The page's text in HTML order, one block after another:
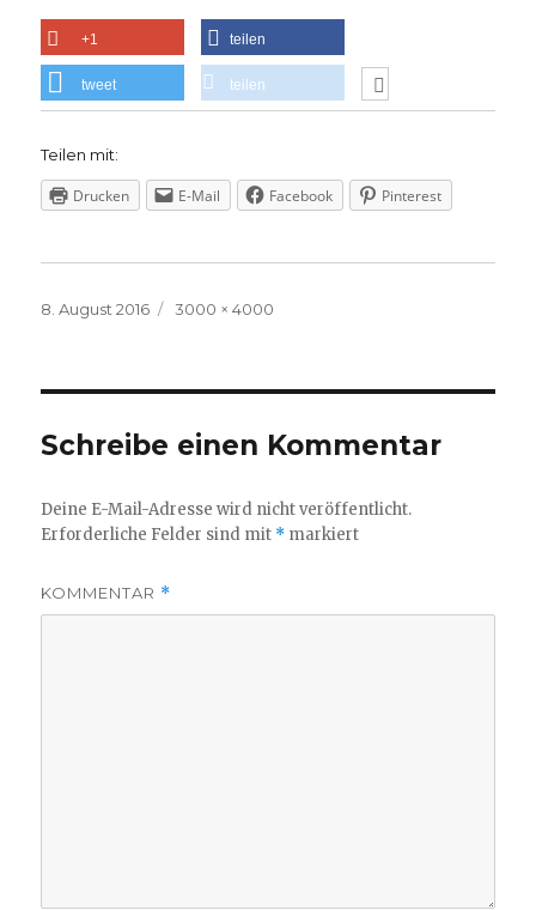
+1 teilen
tweet teilen
Teilen mit:
Drucken E-Mail Facebook Pinterest
Veröffentlicht
8. August 2016
Volle
3000 × 4000
Schreibe einen Kommentar
Deine E-Mail-Adresse wird nicht veröffentlicht.
Erforderliche Felder sind mit * markiert
KOMMENTAR *